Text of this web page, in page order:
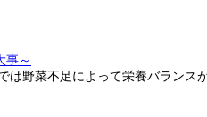
事～
野菜不足によって栄養バランス